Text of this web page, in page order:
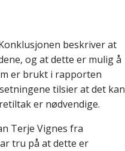
beskriver at
og at dette er mulig å
er brukt i rapporten
tilsier at det kan
er nødvendige.
Terje Vignes fra
tru på at dette er